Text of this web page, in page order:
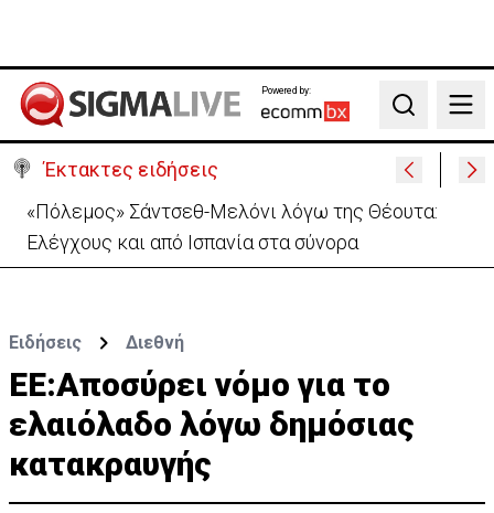
Powered by:
Search
Έκτακτες ειδήσεις
30 χρόνια από τις δολοφονίες Ισαάκ-Σολωμού-
Εκδήλωση μνήμης απόψε στο Παραλίμνι
Ειδήσεις Διεθνή
EE:Αποσύρει νόμο για το
ελαιόλαδο λόγω δημόσιας
κατακραυγής